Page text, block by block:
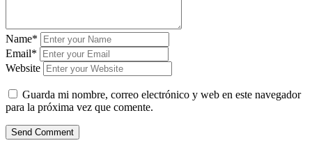
Name*
Email*
Website
Guarda mi nombre, correo electrónico y web en este navegador
para la próxima vez que comente.